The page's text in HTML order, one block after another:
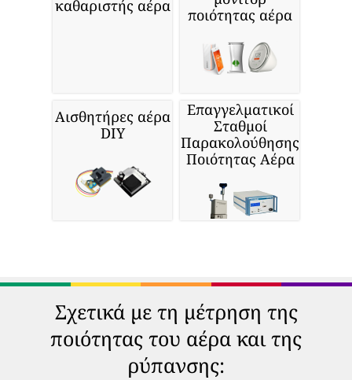
καθαριστής αέρα
ποιότητας αέρα
Αισθητήρες αέρα
DIY
Επαγγελματικοί
Σταθμοί
Παρακολούθησης
Ποιότητας Αέρα
Σχετικά με τη μέτρηση της
ποιότητας του αέρα και της
ρύπανσης: